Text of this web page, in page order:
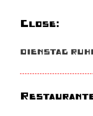
Close:
DIENSTAG